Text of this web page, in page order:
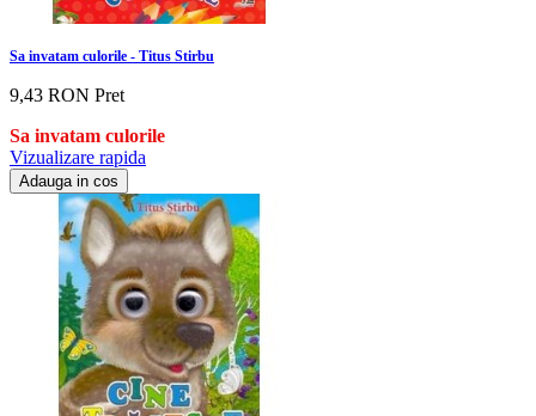
Sa invatam culorile - Titus Stirbu
9,43 RON Pret
Sa invatam culorile
Vizualizare rapida
Adauga in cos